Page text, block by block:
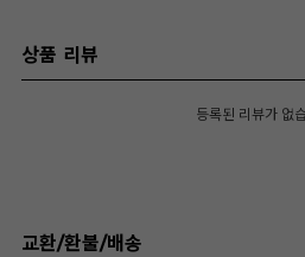
상품 리뷰
등록된 리뷰가 없
교환/환불/배송